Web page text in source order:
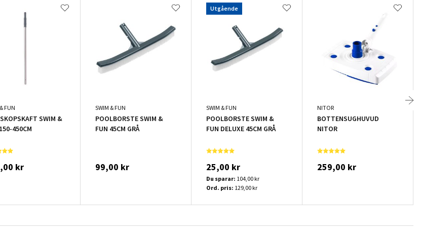
FUN
SWIM &
450CM
kr
SWIM & FUN
POOLBORSTE SWIM &
FUN 45CM GRÅ
99,00 kr
Utgående
SWIM & FUN
POOLBORSTE SWIM &
FUN DELUXE 45CM GRÅ
25,00 kr
Du sparar: 104,00 kr
Ord. pris: 129,00 kr
NITOR
BOTTENSUGHUVUD
NITOR
259,00 kr